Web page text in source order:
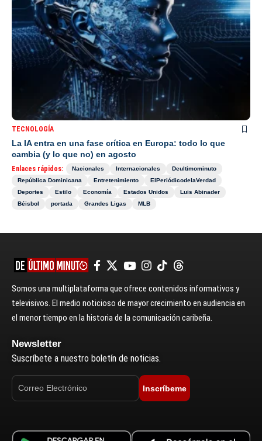
TECNOLOGÍA
La IA entra en una fase crítica en Europa: todo lo que
cambia (y lo que no) en agosto
Enlaces rápidos: Nacionales Internacionales
Deultimominuto
República Dominicana
Entretenimiento
ElPeriódicodelaVerdad
Deportes
Estilo Economía Estados Unidos
Luis Abinader
Béisbol
portada Grandes Ligas MLB
Somos una multiplataforma que ofrece contenidos informativos y
televisivos. El medio noticioso de mayor crecimiento en audiencia en
el menor tiempo en la historia de la comunicación caribeña.
Newsletter
Suscríbete a nuestro boletín de noticias.
Inscríbeme